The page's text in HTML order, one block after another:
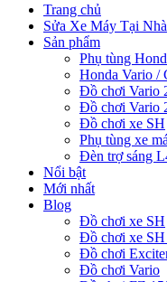
Trang chủ
Sửa Xe Máy Tại Nhà
Sản phẩm
Phụ tùng
Honda Vario /
Đồ chơi Vario
Đồ chơi Vario
Đồ chơi xe SH
Phụ tùng xe
Đèn trợ sáng
Nổi bật
Mới nhất
Blog
Đồ chơi xe SH
Đồ chơi xe SH
Đồ chơi
Đồ chơi Vario